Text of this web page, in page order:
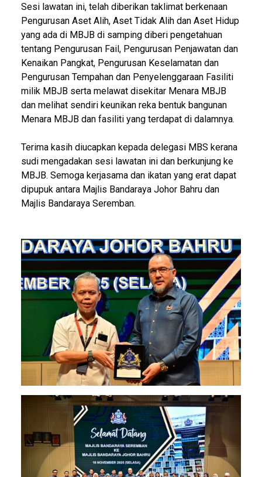
Sesi lawatan ini, telah diberikan taklimat berkenaan
Pengurusan Aset Alih, Aset Tidak Alih dan Aset Hidup
yang ada di MBJB di samping diberi pengetahuan
tentang Pengurusan Fail, Pengurusan Penjawatan dan
Kenaikan Pangkat, Pengurusan Keselamatan dan
Pengurusan Tempahan dan Penyelenggaraan Fasiliti
milik MBJB serta melawat disekitar Menara MBJB
dan melihat sendiri keunikan reka bentuk bangunan
Menara MBJB dan fasiliti yang terdapat di dalamnya.
Terima kasih diucapkan kepada delegasi MBS kerana
sudi mengadakan sesi lawatan ini dan berkunjung ke
MBJB. Semoga kerjasama dan ikatan yang erat dapat
dipupuk antara Majlis Bandaraya Johor Bahru dan
Majlis Bandaraya Seremban.
Image